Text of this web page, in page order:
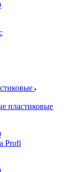
пластиковые
Profi